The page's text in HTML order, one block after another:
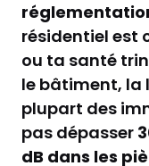
résidentiel est
ou ta santé
le bâtiment, la
plupart des
pas dépasser
dB dans les